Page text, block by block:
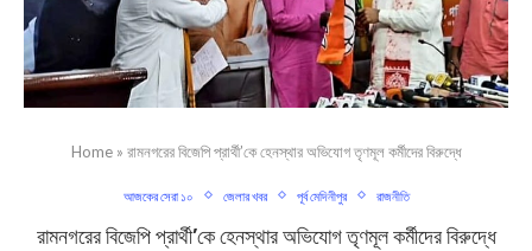
Home» রামনগরের বিজেপি প্রার্থী’কে হেনস্থার অভিযোগ তৃণমূল কর্মীদের বিরুদ্ধে
আজকের সেরা ১০ জেলার খবর পূর্ব মেদিনীপুর রাজনীতি
রামনগরের বিজেপি প্রার্থী’কে হেনস্থার অভিযোগ তৃণমূল কর্মীদের বিরুদ্ধে